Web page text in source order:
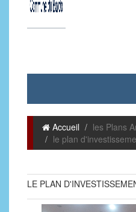
Accueil
les Plans
le plan
LE PLAN